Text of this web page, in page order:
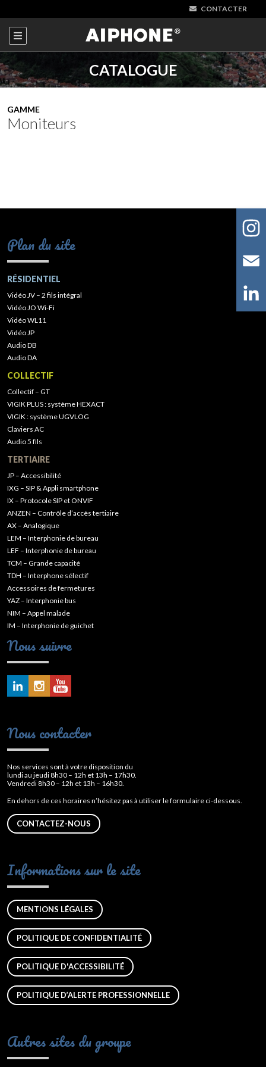
CONTACTER
CATALOGUE
GAMME
Moniteurs
Plan du site
RÉSIDENTIEL
Vidéo JV – 2 fils intégral
Vidéo JO Wi-Fi
Vidéo WL11
Vidéo JP
Audio DB
Audio DA
COLLECTIF
Collectif – GT
VIGIK PLUS : système HEXACT
VIGIK : système UGVLOG
Claviers AC
Audio 5 fils
TERTIAIRE
JP – Accessibilité
IXG – SIP & Appli smartphone
IX – Protocole SIP et ONVIF
ANZEN – Contrôle d’accès tertiaire
AX – Analogique
LEM – Interphonie de bureau
LEF – Interphonie de bureau
TCM – Grande capacité
TDH – Interphone sélectif
Accessoires de fermetures
YAZ – Interphonie bus
NIM – Appel malade
IM – Interphonie de guichet
Nous suivre
Nous contacter
Nos services sont à votre disposition du
lundi au jeudi 8h30 – 12h et 13h – 17h30.
Vendredi 8h30 – 12h et 13h – 16h30.
En dehors de ces horaires n’hésitez pas à utiliser le formulaire ci-dessous.
CONTACTEZ-NOUS
Informations sur le site
MENTIONS LÉGALES
POLITIQUE DE CONFIDENTIALITÉ
POLITIQUE D'ACCESSIBILITÉ
POLITIQUE D’ALERTE PROFESSIONNELLE
Autres sites du groupe